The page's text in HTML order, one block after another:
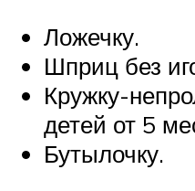
Ложечку.
Шприц без
Кружку-
детей от 5
Бутылочку.